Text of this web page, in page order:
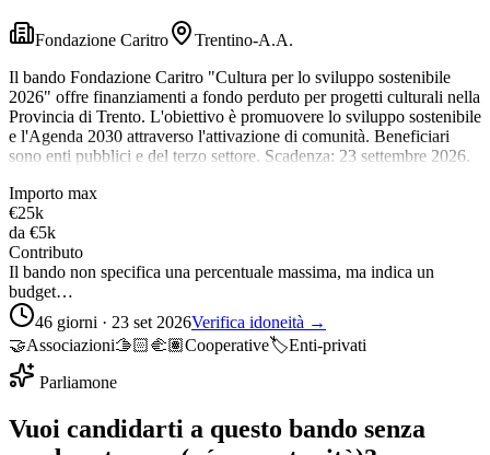
Fondazione Caritro
Trentino-A.A.
Il bando Fondazione Caritro "Cultura per lo sviluppo sostenibile
2026" offre finanziamenti a fondo perduto per progetti culturali nella
Provincia di Trento. L'obiettivo è promuovere lo sviluppo sostenibile
e l'Agenda 2030 attraverso l'attivazione di comunità. Beneficiari
sono enti pubblici e del terzo settore. Scadenza: 23 settembre 2026.
Importo max
€25k
da €5k
Contributo
Il bando non specifica una percentuale massima, ma indica un
budget…
46 giorni · 23 set 2026Verifica idoneità →
🤝Associazioni🫱🏻‍🫲🏽Cooperative🏷️Enti-privati
Parliamone
Vuoi candidarti a questo bando senza